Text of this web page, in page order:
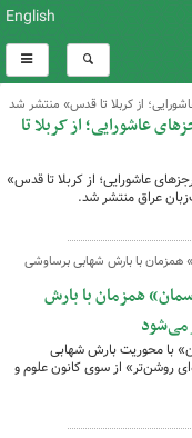
English
از کربلا تا قدس» منتشر شد
عاشورایی؛ از کربلا تا
عاشورایی؛ از کربلا تا قدس»
عراق منتشر شد.
همزمان با بارش شهابی برساوشی
همزمان با بارش
می‌شود
با محوریت بارش شهابی
روشن‌تر» از سوی کانون علوم و